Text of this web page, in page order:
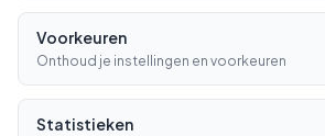
Snel geleverd
Bellen
Voorkeuren
Onthoud je instellingen en voorkeuren
Statistieken